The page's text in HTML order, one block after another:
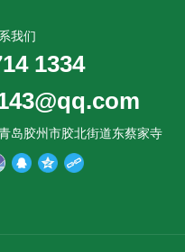
我们
1334
岛胶州市胶北街道东蔡家寺